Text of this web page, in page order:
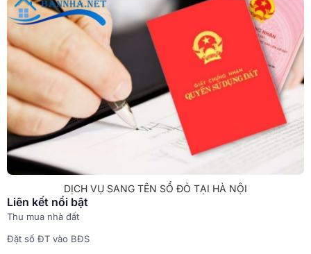
DỊCH VỤ SANG TÊN SỔ ĐỎ TẠI HÀ NỘI
Liên kết nổi bật
Thu mua nhà đất
Đặt số ĐT vào BĐS